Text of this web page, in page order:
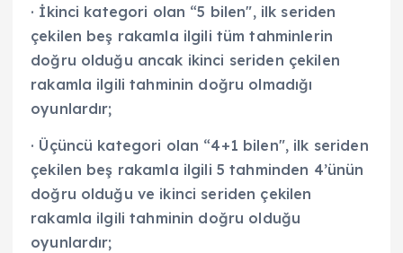
· İkinci kategori olan “5 bilen", ilk seriden
çekilen beş rakamla ilgili tüm tahminlerin
doğru olduğu ancak ikinci seriden çekilen
rakamla ilgili tahminin doğru olmadığı
oyunlardır;
· Üçüncü kategori olan “4+1 bilen", ilk seriden
çekilen beş rakamla ilgili 5 tahminden 4’ünün
doğru olduğu ve ikinci seriden çekilen
rakamla ilgili tahminin doğru olduğu
oyunlardır;